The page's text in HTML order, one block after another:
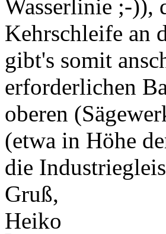
Wasserlinie ;-)),
Kehrschleife an
gibt's somit
erforderlichen
oberen
(etwa in Höhe
die
Gruß,
Heiko